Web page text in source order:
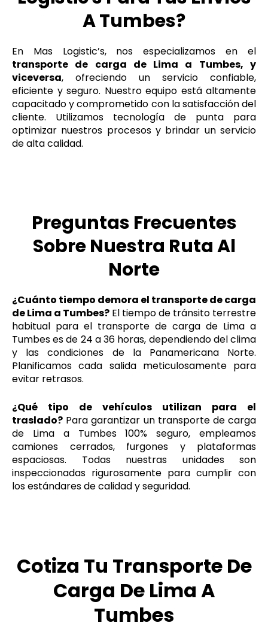
A Tumbes?
En Mas Logistic’s, nos especializamos en el
transporte de carga de Lima a Tumbes, y
viceversa, ofreciendo un servicio confiable,
eficiente y seguro. Nuestro equipo está altamente
capacitado y comprometido con la satisfacción del
cliente. Utilizamos tecnología de punta para
optimizar nuestros procesos y brindar un servicio
de alta calidad.
Preguntas Frecuentes
Sobre Nuestra Ruta Al
Norte
¿Cuánto tiempo demora el transporte de carga
de Lima a Tumbes? El tiempo de tránsito terrestre
habitual para el transporte de carga de Lima a
Tumbes es de 24 a 36 horas, dependiendo del clima
y las condiciones de la Panamericana Norte.
Planificamos cada salida meticulosamente para
evitar retrasos.
¿Qué tipo de vehículos utilizan para el
traslado? Para garantizar un transporte de carga
de Lima a Tumbes 100% seguro, empleamos
camiones cerrados, furgones y plataformas
espaciosas. Todas nuestras unidades son
inspeccionadas rigurosamente para cumplir con
los estándares de calidad y seguridad.
Cotiza Tu Transporte De
Carga De Lima A
Tumbes